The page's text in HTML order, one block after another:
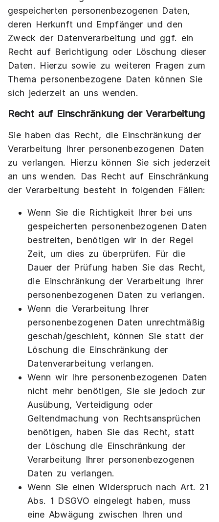
gespeicherten personenbezogenen Daten,
deren Herkunft und Empfänger und den
Zweck der Datenverarbeitung und ggf. ein
Recht auf Berichtigung oder Löschung dieser
Daten. Hierzu sowie zu weiteren Fragen zum
Thema personenbezogene Daten können Sie
sich jederzeit an uns wenden.
Recht auf Einschränkung der Verarbeitung
Sie haben das Recht, die Einschränkung der
Verarbeitung Ihrer personenbezogenen Daten
zu verlangen. Hierzu können Sie sich jederzeit
an uns wenden. Das Recht auf Einschränkung
der Verarbeitung besteht in folgenden Fällen:
Wenn Sie die Richtigkeit Ihrer bei uns
gespeicherten personenbezogenen Daten
bestreiten, benötigen wir in der Regel
Zeit, um dies zu überprüfen. Für die
Dauer der Prüfung haben Sie das Recht,
die Einschränkung der Verarbeitung Ihrer
personenbezogenen Daten zu verlangen.
Wenn die Verarbeitung Ihrer
personenbezogenen Daten unrechtmäßig
geschah/geschieht, können Sie statt der
Löschung die Einschränkung der
Datenverarbeitung verlangen.
Wenn wir Ihre personenbezogenen Daten
nicht mehr benötigen, Sie sie jedoch zur
Ausübung, Verteidigung oder
Geltendmachung von Rechtsansprüchen
benötigen, haben Sie das Recht, statt
der Löschung die Einschränkung der
Verarbeitung Ihrer personenbezogenen
Daten zu verlangen.
Wenn Sie einen Widerspruch nach Art. 21
Abs. 1 DSGVO eingelegt haben, muss
eine Abwägung zwischen Ihren und